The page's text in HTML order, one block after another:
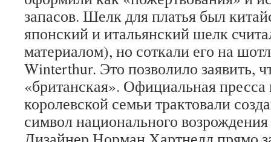
запасов. Шелк для платья был
японский и итальянский шелк
материалом), но соткали его на
Winterthur. Это позволило заявить,
«британская». Официальная
королевской семьи трактовали
символ национального